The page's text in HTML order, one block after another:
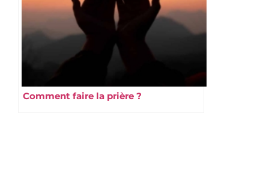
Comment faire la prière ?